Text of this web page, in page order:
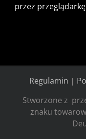
przez
Regulamin |
Stworzone z
znaku